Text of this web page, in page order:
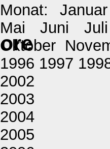
Monat:
Mai Juni Juli
Oktober
1996 1997
2002
2003
2004
2005